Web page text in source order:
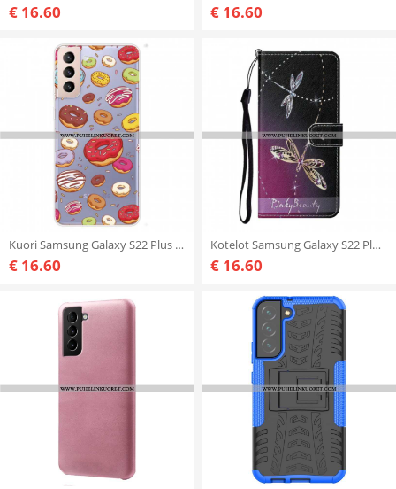
€ 16.60 € 16.60
Kuori Samsung Galaxy S22 Plus 5G Rakasta Munkkeja
€ 16.60
Kotelot Samsung Galaxy S22 Plus 5G Suojaketju Kuori Strappy Dragonflies
€ 16.60